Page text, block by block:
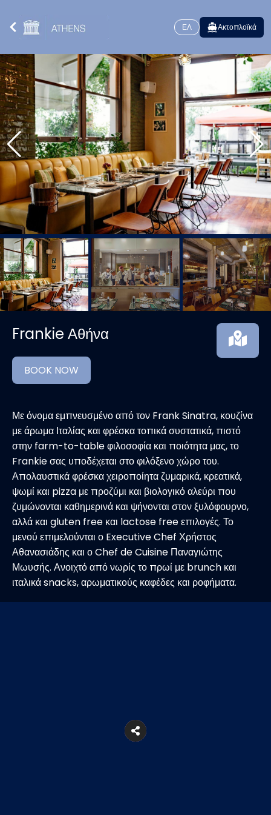
ΕΛ Ακτοπλοϊκά
Frankie Αθήνα
BOOK NOW
Με όνομα εμπνευσμένο από τον Frank Sinatra, κουζίνα
με άρωμα Ιταλίας και φρέσκα τοπικά συστατικά, πιστό
στην farm-to-table φιλοσοφία και ποιότητα μας, το
Frankie σας υποδέχεται στο φιλόξενο χώρο του.
Απολαυστικά φρέσκα χειροποίητα ζυμαρικά, κρεατικά,
ψωμί και pizza με προζύμι και βιολογικό αλεύρι που
ζυμώνονται καθημερινά και ψήνονται στον ξυλόφουρνο,
αλλά και gluten free και lactose free επιλογές. Το
μενού επιμελούνται ο Executive Chef Χρήστος
Αθανασιάδης και ο Chef de Cuisine Παναγιώτης
Μωυσής. Ανοιχτό από νωρίς το πρωί με brunch και
ιταλικά snacks, αρωματικούς καφέδες και ροφήματα.